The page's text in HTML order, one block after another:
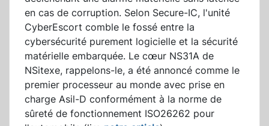
en cas de corruption. Selon Secure-IC, l'unité
CyberEscort comble le fossé entre la
cybersécurité purement logicielle et la sécurité
matérielle embarquée. Le cœur NS31A de
NSitexe, rappelons-le, a été annoncé comme le
premier processeur au monde avec prise en
charge Asil-D conformément à la norme de
sûreté de fonctionnement ISO26262 pour